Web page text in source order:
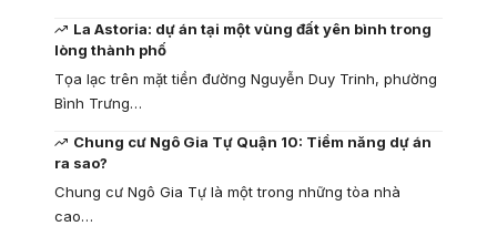
La Astoria: dự án tại một vùng đất yên bình trong
lòng thành phố
Tọa lạc trên mặt tiền đường Nguyễn Duy Trinh, phường
Bình Trưng…
Chung cư Ngô Gia Tự Quận 10: Tiềm năng dự án
ra sao?
Chung cư Ngô Gia Tự là một trong những tòa nhà
cao…